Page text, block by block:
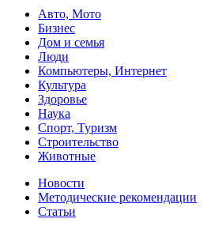
Авто, Мото
Бизнес
Дом и семья
Люди
Компьютеры, Интернет
Культура
Здоровье
Наука
Спорт, Туризм
Строительство
Животные
Новости
Методические рекомендации
Статьи